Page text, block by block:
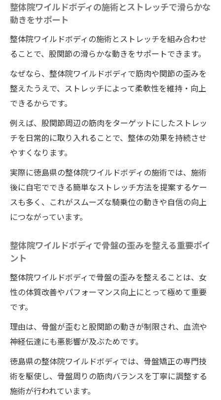
整体院ワイルドボディの施術とストレッチで滑らかな
動きをサポート
整体院ワイルドボディの施術とストレッチを組み合わせ
ることで、股関節の滑らかな動きをサポートできます。
なぜなら、整体院ワイルドボディで筋肉や関節の歪みを
整えたうえで、ストレッチによって柔軟性を維持・向上
できるからです。
例えば、股関節周辺の筋肉をターゲットにしたストレッ
チを日常的に取り入れることで、整体の効果を持続させ
やすくなります。
実際に徳島県の整体院ワイルドボディの施術では、施術
後に自宅でできる簡単なストレッチ方法を提案するケー
スも多く、これがスムーズな騎乗位の動きや自信の向上
につながっています。
整体院ワイルドボディで骨盤の歪みを整える重要ポイ
ント
整体院ワイルドボディで骨盤の歪みを整えることは、女
性の体質改善やパフォーマンス向上にとって極めて重要
です。
理由は、骨盤が歪むと股関節の動きが制限され、血流や
神経伝達にも悪影響が及ぶためです。
徳島県の整体院ワイルドボディでは、骨盤矯正の専門技
術を駆使し、骨盤周りの筋肉バランスを丁寧に調整する
施術が行われています。